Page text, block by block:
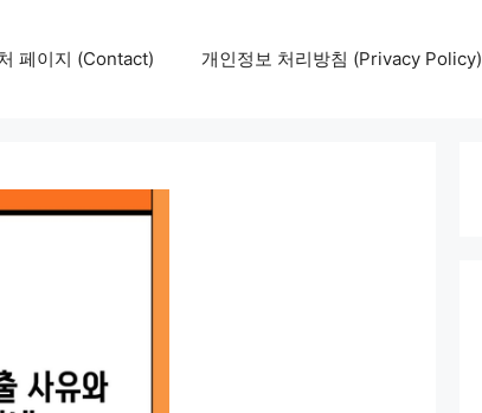
페이지 (Contact) 개인정보 처리방침 (Privacy Policy)